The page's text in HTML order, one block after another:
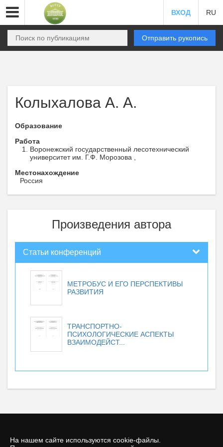
На нашем сайте используются cookie-файлы.
ВХОД RU
Отправить рукопись
Колыхалова А. А.
Образование
Работа
Воронежский государственный лесотехнический
университет им. Г.Ф. Морозова ,
Местонахождение
Россия
Произведения автора
Статьи конференций
МЕТРОБУС И ЕГО ПЕРСПЕКТИВЫ
РАЗВИТИЯ
ТРАНСПОРТНО-
ПСИХОЛОГИЧЕСКИЕ АСПЕКТЫ
ВЗАИМОДЕЙСТ...